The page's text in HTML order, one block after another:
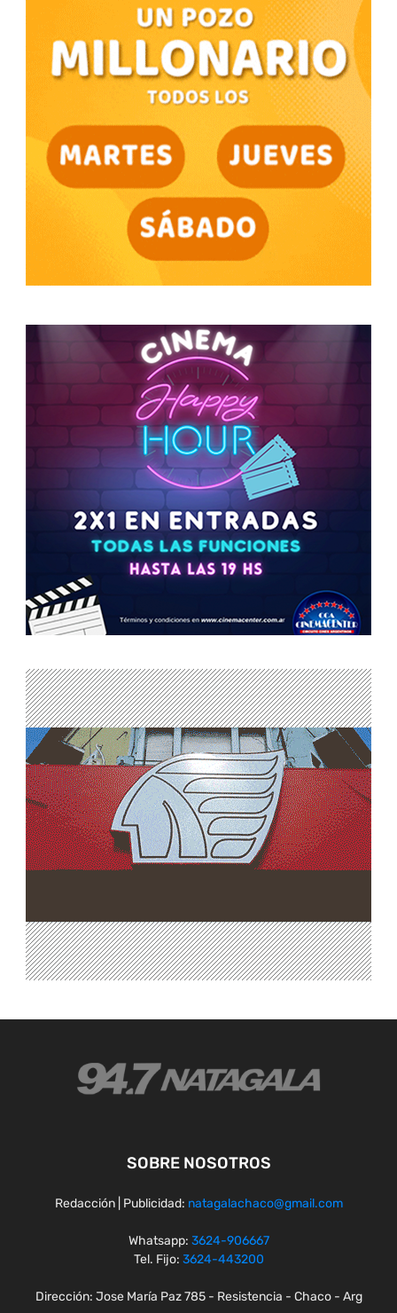
SOBRE NOSOTROS
Redacción | Publicidad: natagalachaco@gmail.com
Whatsapp: 3624-906667
Tel. Fijo: 3624-443200
Dirección: Jose María Paz 785 - Resistencia - Chaco - Arg